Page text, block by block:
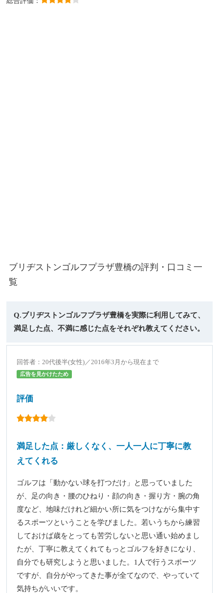
ブリヂストンゴルフプラザ豊橋の評判・口コミ一
覧
Q.ブリヂストンゴルフプラザ豊橋を実際に利用してみて、
満足した点、不満に感じた点をそれぞれ教えてください。
回答者：20代後半(女性)／2016年3月から現在まで
広告を見かけたため
評価
満足した点：厳しくなく、一人一人に丁寧に教
えてくれる
ゴルフは「動かない球を打つだけ」と思っていました
が、足の向き・腰のひねり・顔の向き・握り方・腕の角
度など、地味だけれど細かい所に気をつけながら集中す
るスポーツということを学びました。若いうちから練習
しておけば歳をとっても苦労しないと思い通い始めまし
たが、丁寧に教えてくれてもっとゴルフを好きになり、
自分でも研究しようと思いました。1人で行うスポーツ
ですが、自分がやってきた事が全てなので、やっていて
気持ちがいいです。